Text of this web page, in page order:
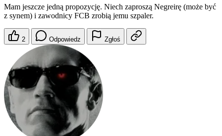
Mam jeszcze jedną propozycję. Niech zaproszą Negreirę (może być
z synem) i zawodnicy FCB zrobią jemu szpaler.
2 Odpowiedz Zgłoś